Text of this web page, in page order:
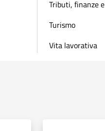
Tributi, finanze
Turismo
Vita lavorativa